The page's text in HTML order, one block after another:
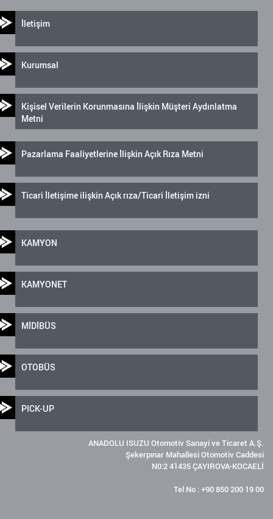
İletişim
Kurumsal
Kişisel Verilerin Korunmasına İlişkin Müşteri Aydınlatma
Metni
Pazarlama Faaliyetlerine İlişkin Açık Rıza Metni
Ticari İletişime ilişkin Açık rıza/Ticari İletişim izni
KAMYON
KAMYONET
MİDİBÜS
OTOBÜS
PICK-UP
ANADOLU ISUZU Otomotiv Sanayi ve Ticaret A.Ş.
Şekerpınar Mahallesi Otomotiv Caddesi
N0:2 41435 ÇAYIROVA-KOCAELİ
Tel No : +90 850 200 19 00